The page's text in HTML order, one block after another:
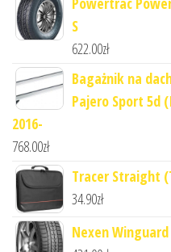
S
622.00zł
Bagażnik na
Pajero Sport
2016-
768.00zł
Tracer Straight
34.90zł
Nexen Winguard